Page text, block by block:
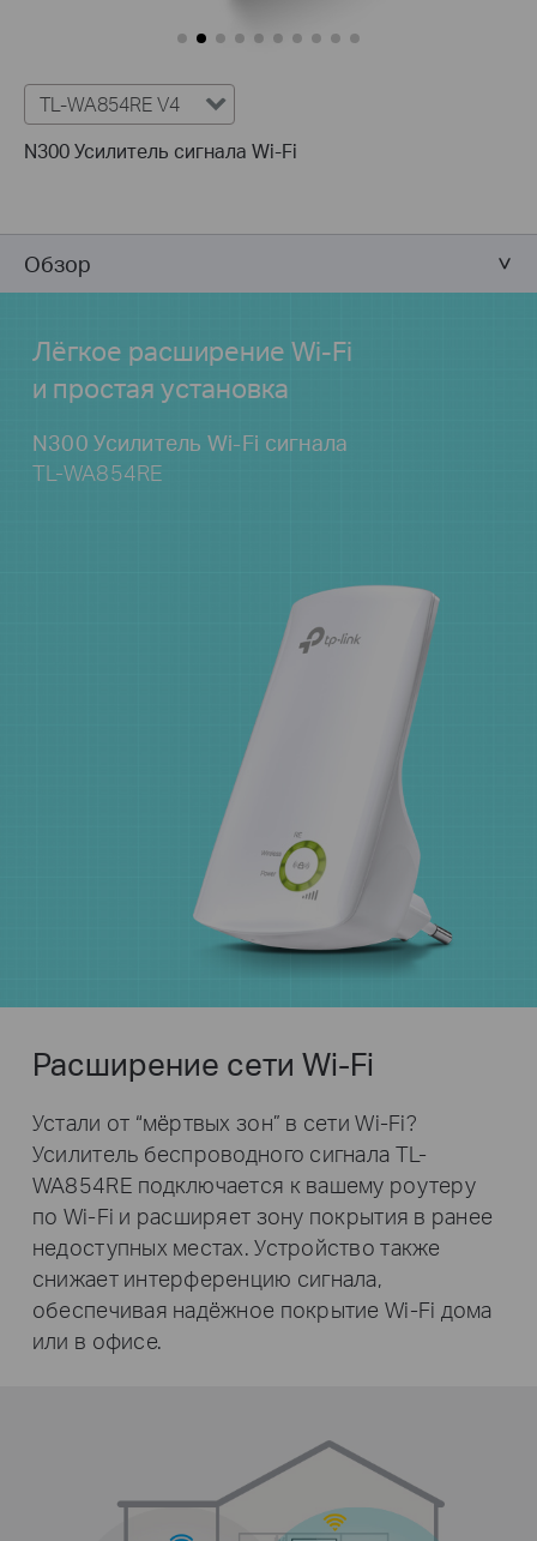
TL-WA854RE V4
N300 Усилитель сигнала Wi-Fi
Обзор
Лёгкое расширение Wi-Fi
и простая установка
N300 Усилитель Wi-Fi сигнала
TL-WA854RE
Расширение сети Wi-Fi
Устали от “мёртвых зон” в сети Wi-Fi?
Усилитель беспроводного сигнала TL-
WA854RE подключается к вашему роутеру
по Wi-Fi и расширяет зону покрытия в ранее
недоступных местах. Устройство также
снижает интерференцию сигнала,
обеспечивая надёжное покрытие Wi-Fi дома
или в офисе.